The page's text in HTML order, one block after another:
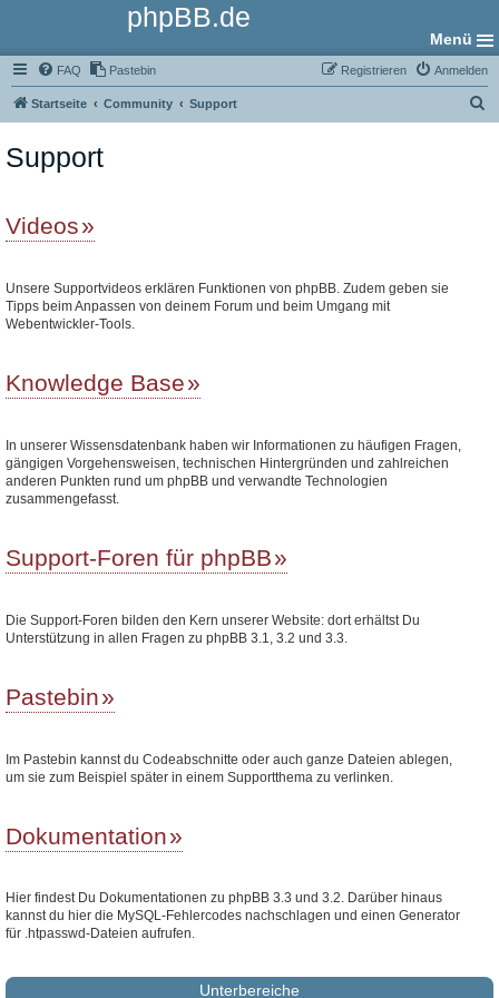
phpBB.de
Menü
FAQ Pastebin Anmelden
Registrieren
Startseite Community Support
Support
Videos
Unsere Supportvideos erklären Funktionen von phpBB. Zudem geben sie
Tipps beim Anpassen von deinem Forum und beim Umgang mit
Webentwickler-Tools.
Knowledge Base
In unserer Wissensdatenbank haben wir Informationen zu häufigen Fragen,
gängigen Vorgehensweisen, technischen Hintergründen und zahlreichen
anderen Punkten rund um phpBB und verwandte Technologien
zusammengefasst.
Support-Foren für phpBB
Die Support-Foren bilden den Kern unserer Website: dort erhältst Du
Unterstützung in allen Fragen zu phpBB 3.1, 3.2 und 3.3.
Pastebin
Im Pastebin kannst du Codeabschnitte oder auch ganze Dateien ablegen,
um sie zum Beispiel später in einem Supportthema zu verlinken.
Dokumentation
Hier findest Du Dokumentationen zu phpBB 3.3 und 3.2. Darüber hinaus
kannst du hier die MySQL-Fehlercodes nachschlagen und einen Generator
für .htpasswd-Dateien aufrufen.
Unterbereiche